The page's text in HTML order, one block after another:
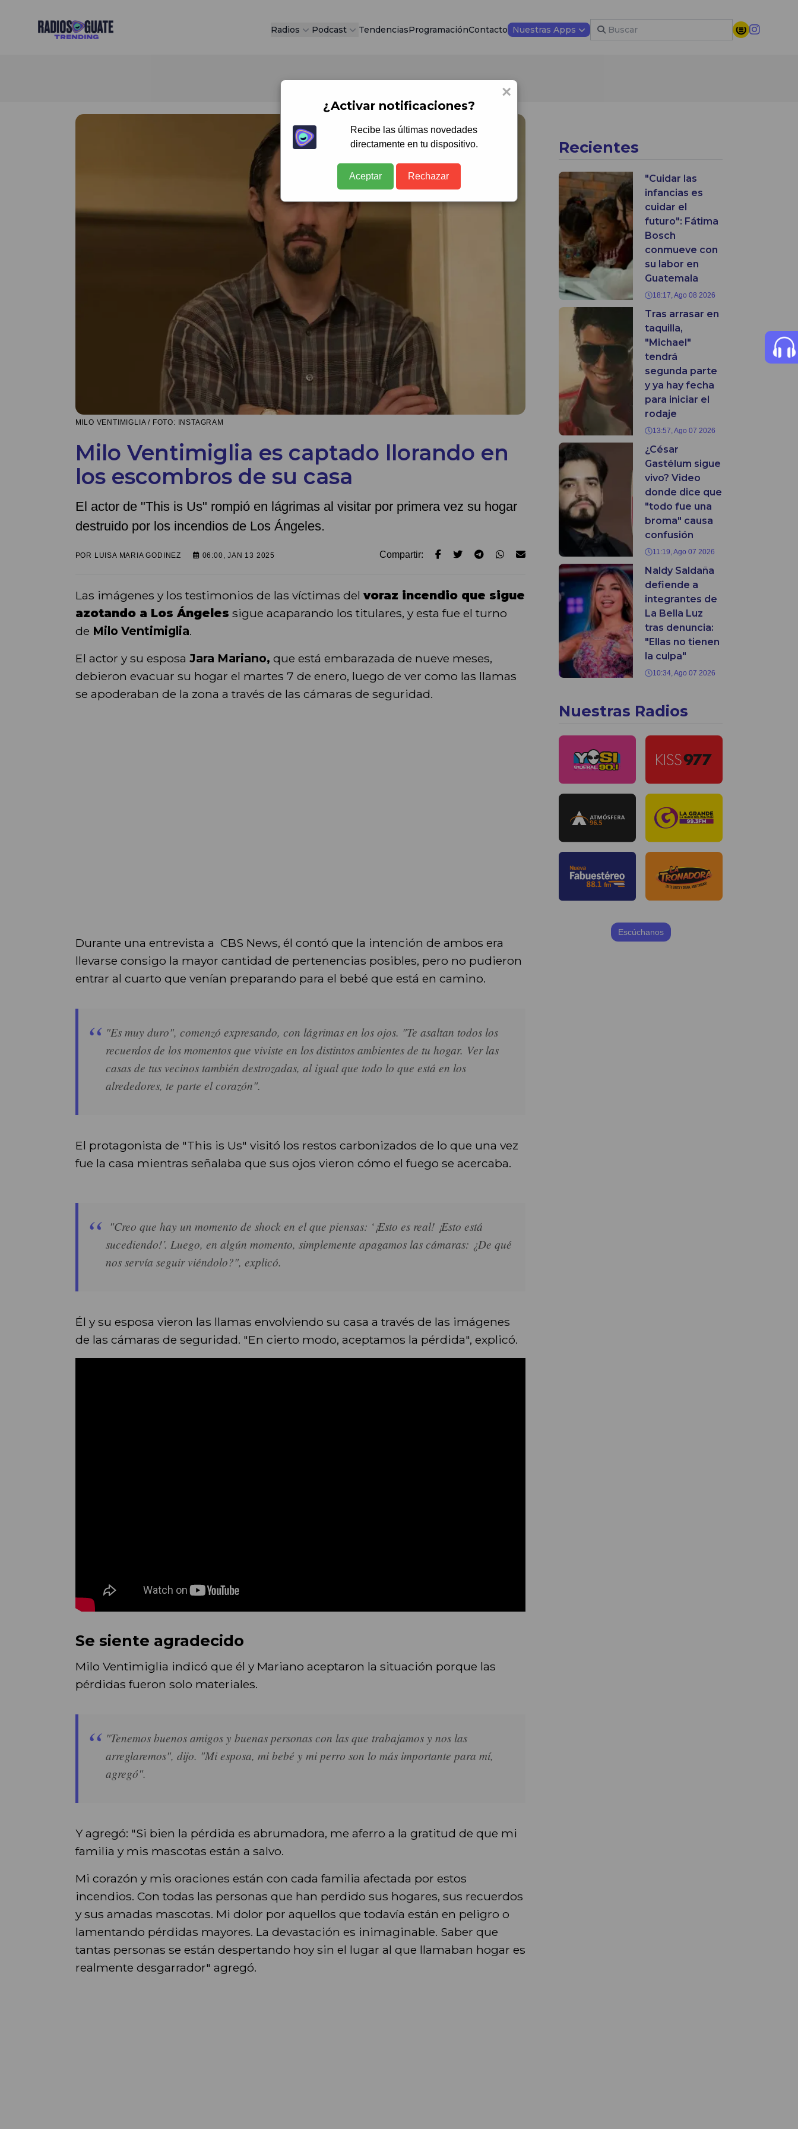
Radios Guate Radios Podcast TendenciasProgramaciónContacto Nuestras Apps
MILO VENTIMIGLIA / FOTO: INSTAGRAM
Milo Ventimiglia es captado llorando en
los escombros de su casa
El actor de "This is Us" rompió en lágrimas al visitar por primera vez su hogar
destruido por los incendios de Los Ángeles.
POR LUISA MARIA GODINEZ 06:00, JAN 13 2025 Compartir:
Las imágenes y los testimonios de las víctimas del voraz incendio que sigue
azotando a Los Ángeles sigue acaparando los titulares, y esta fue el turno
de Milo Ventimiglia.
El actor y su esposa Jara Mariano, que está embarazada de nueve meses,
debieron evacuar su hogar el martes 7 de enero, luego de ver como las llamas
se apoderaban de la zona a través de las cámaras de seguridad.
Durante una entrevista a CBS News, él contó que la intención de ambos era
llevarse consigo la mayor cantidad de pertenencias posibles, pero no pudieron
entrar al cuarto que venían preparando para el bebé que está en camino.
"Es muy duro", comenzó expresando, con lágrimas en los ojos. "Te asaltan todos los
recuerdos de los momentos que viviste en los distintos ambientes de tu hogar. Ver las
casas de tus vecinos también destrozadas, al igual que todo lo que está en los
alrededores, te parte el corazón".
El protagonista de "This is Us" visitó los restos carbonizados de lo que una vez
fue la casa mientras señalaba que sus ojos vieron cómo el fuego se acercaba.
"Creo que hay un momento de shock en el que piensas: ‘¡Esto es real! ¡Esto está
sucediendo!’. Luego, en algún momento, simplemente apagamos las cámaras: ¿De qué
nos servía seguir viéndolo?", explicó.
Él y su esposa vieron las llamas envolviendo su casa a través de las imágenes
de las cámaras de seguridad. "En cierto modo, aceptamos la pérdida", explicó.
Se siente agradecido
Milo Ventimiglia indicó que él y Mariano aceptaron la situación porque las
pérdidas fueron solo materiales.
"Tenemos buenos amigos y buenas personas con las que trabajamos y nos las
arreglaremos", dijo. "Mi esposa, mi bebé y mi perro son lo más importante para mí,
agregó".
Y agregó: "Si bien la pérdida es abrumadora, me aferro a la gratitud de que mi
familia y mis mascotas están a salvo.
Mi corazón y mis oraciones están con cada familia afectada por estos
incendios. Con todas las personas que han perdido sus hogares, sus recuerdos
y sus amadas mascotas. Mi dolor por aquellos que todavía están en peligro o
lamentando pérdidas mayores. La devastación es inimaginable. Saber que
tantas personas se están despertando hoy sin el lugar al que llamaban hogar es
realmente desgarrador" agregó.
Recientes
"Cuidar las
infancias es
cuidar el
futuro": Fátima
Bosch
conmueve con
su labor en
Guatemala
18:17, Ago 08 2026
Tras arrasar en
taquilla,
"Michael"
tendrá
segunda parte
y ya hay fecha
para iniciar el
rodaje
13:57, Ago 07 2026
¿César
Gastélum sigue
vivo? Video
donde dice que
"todo fue una
broma" causa
confusión
11:19, Ago 07 2026
Naldy Saldaña
defiende a
integrantes de
La Bella Luz
tras denuncia:
"Ellas no tienen
la culpa"
10:34, Ago 07 2026
Nuestras Radios
Escúchanos
×
¿Activar notificaciones?
Recibe las últimas novedades
directamente en tu dispositivo.
Aceptar Rechazar